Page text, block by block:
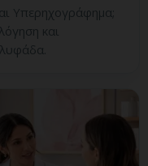
Υπερηχογράφημα;
και